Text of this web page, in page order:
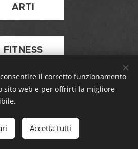
ARTI
FITNESS
Cookies
il corretto funzionamento
sito web e per offrirti la migliore
Accetta tutti